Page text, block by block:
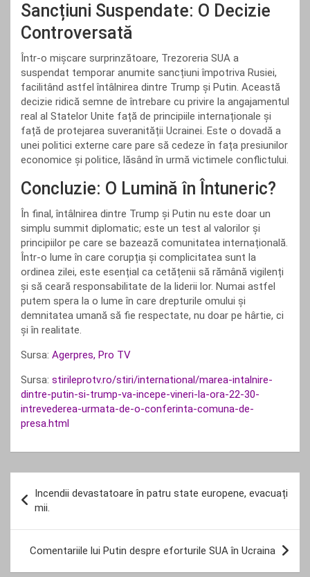
Sancțiuni Suspendate: O Decizie
Controversată
Într-o mișcare surprinzătoare, Trezoreria SUA a
suspendat temporar anumite sancțiuni împotriva Rusiei,
facilitând astfel întâlnirea dintre Trump și Putin. Această
decizie ridică semne de întrebare cu privire la angajamentul
real al Statelor Unite față de principiile internaționale și
față de protejarea suveranității Ucrainei. Este o dovadă a
unei politici externe care pare să cedeze în fața presiunilor
economice și politice, lăsând în urmă victimele conflictului.
Concluzie: O Lumină în Întuneric?
În final, întâlnirea dintre Trump și Putin nu este doar un
simplu summit diplomatic; este un test al valorilor și
principiilor pe care se bazează comunitatea internațională.
Într-o lume în care corupția și complicitatea sunt la
ordinea zilei, este esențial ca cetățenii să rămână vigilenți
și să ceară responsabilitate de la liderii lor. Numai astfel
putem spera la o lume în care drepturile omului și
demnitatea umană să fie respectate, nu doar pe hârtie, ci
și în realitate.
Sursa: Agerpres, Pro TV
Sursa: stirileprotv.ro/stiri/international/marea-intalnire-
dintre-putin-si-trump-va-incepe-vineri-la-ora-22-30-
intrevederea-urmata-de-o-conferinta-comuna-de-
presa.html
în
articole
Incendii devastatoare în patru state europene, evacuați
mii.
Comentariile lui Putin despre eforturile SUA în Ucraina